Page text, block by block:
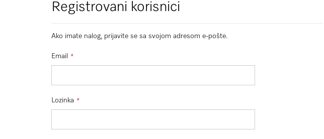
Registrovani korisnici
Ako imate nalog, prijavite se sa svojom adresom e-pošte.
Email
Lozinka